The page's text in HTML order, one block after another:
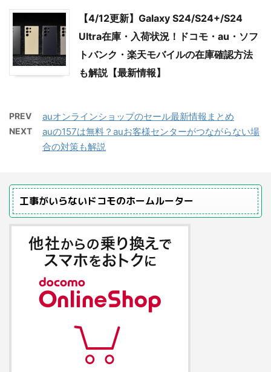
【4/12更新】Galaxy S24/S24+/S24
Ultra在庫・入荷状況！ドコモ・au・ソフ
トバンク・楽天モバイルの在庫確認方法
も解説【最新情報】
PREV auオンラインショップのセール最新情報まとめ
NEXT
auの157は無料？auお客様センターがつながらない場
合の対策も解説
工事がいらないドコモのホームルーター